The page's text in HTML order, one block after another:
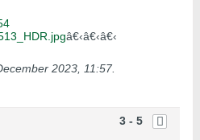
â€‹â€‹â€‹
2023, 11:57.
3 - 5